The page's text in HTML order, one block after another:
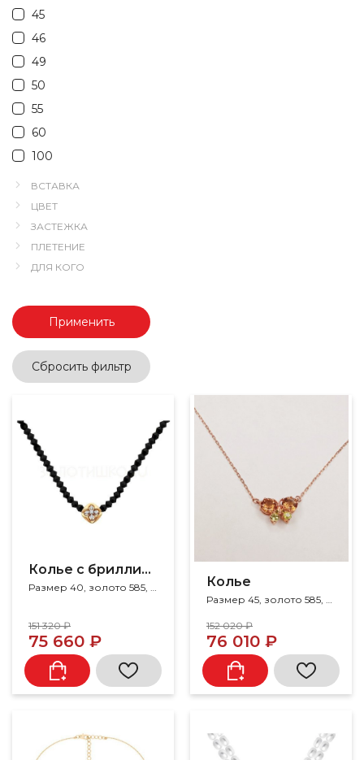
45
46
49
50
55
60
100
ВСТАВКА
ЦВЕТ
ЗАСТЕЖКА
ПЛЕТЕНИЕ
ДЛЯ КОГО
Применить
Сбросить фильтр
Колье с бриллиантами
Размер 40, золото 585, бриллиант, кристалл swarovski
151 320 ₽
75 660 ₽
Колье
Размер 45, золото 585, фианит, хризолит, султанит
152 020 ₽
76 010 ₽